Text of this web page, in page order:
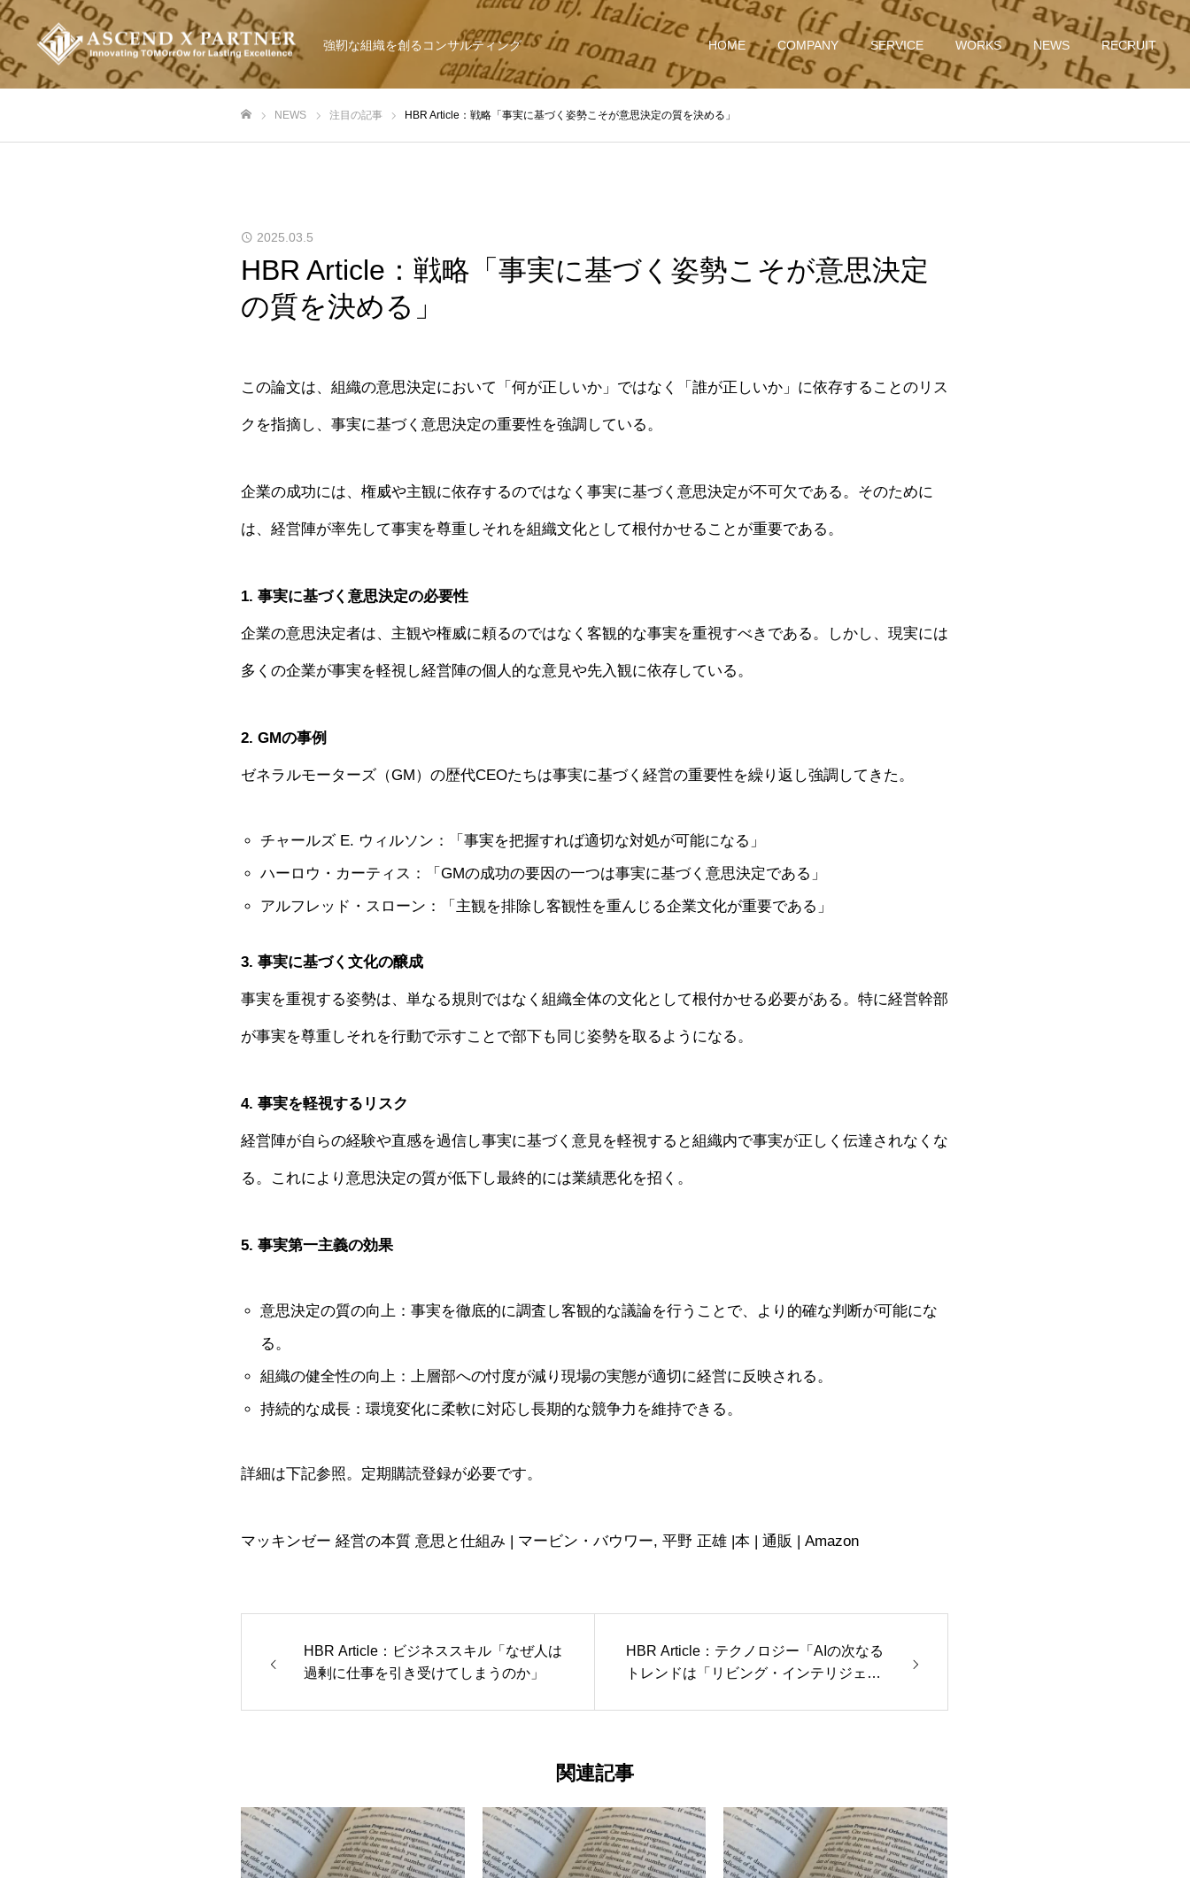
強靭な組織を創るコンサルティング HOME COMPANY SERVICE WORKS NEWS RECRUIT
NEWS 注目の記事 HBR Article：戦略「事実に基づく姿勢こそが意思決定の質を決める」
2025.03.5
HBR Article：戦略「事実に基づく姿勢こそが意思決定
の質を決める」
この論文は、組織の意思決定において「何が正しいか」ではなく「誰が正しいか」に依存することのリス
クを指摘し、事実に基づく意思決定の重要性を強調している。
企業の成功には、権威や主観に依存するのではなく事実に基づく意思決定が不可欠である。そのために
は、経営陣が率先して事実を尊重しそれを組織文化として根付かせることが重要である。
1. 事実に基づく意思決定の必要性
企業の意思決定者は、主観や権威に頼るのではなく客観的な事実を重視すべきである。しかし、現実には
多くの企業が事実を軽視し経営陣の個人的な意見や先入観に依存している。
2. GMの事例
ゼネラルモーターズ（GM）の歴代CEOたちは事実に基づく経営の重要性を繰り返し強調してきた。
チャールズ E. ウィルソン：「事実を把握すれば適切な対処が可能になる」
ハーロウ・カーティス：「GMの成功の要因の一つは事実に基づく意思決定である」
アルフレッド・スローン：「主観を排除し客観性を重んじる企業文化が重要である」
3. 事実に基づく文化の醸成
事実を重視する姿勢は、単なる規則ではなく組織全体の文化として根付かせる必要がある。特に経営幹部
が事実を尊重しそれを行動で示すことで部下も同じ姿勢を取るようになる。
4. 事実を軽視するリスク
経営陣が自らの経験や直感を過信し事実に基づく意見を軽視すると組織内で事実が正しく伝達されなくな
る。これにより意思決定の質が低下し最終的には業績悪化を招く。
5. 事実第一主義の効果
意思決定の質の向上：事実を徹底的に調査し客観的な議論を行うことで、より的確な判断が可能にな
る。
組織の健全性の向上：上層部への忖度が減り現場の実態が適切に経営に反映される。
持続的な成長：環境変化に柔軟に対応し長期的な競争力を維持できる。
詳細は下記参照。定期購読登録が必要です。
マッキンゼー 経営の本質 意思と仕組み | マービン・バウワー, 平野 正雄 |本 | 通販 | Amazon
HBR Article：ビジネススキル「なぜ人は
過剰に仕事を引き受けてしまうのか」
HBR Article：テクノロジー「AIの次なる
トレンドは「リビング・インテリジェン
関連記事